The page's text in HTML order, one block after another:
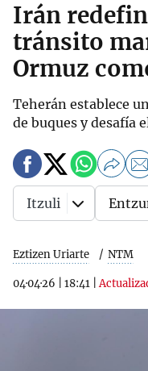
Irán
tránsito
Ormuz
Teherán establece
de buques y desafía
Eztizen Uriarte NTM
04·04·26 18:41 |
Itzuli